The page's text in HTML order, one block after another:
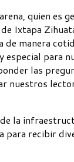
quien es
Ixtapa
manera
especial para
las
nuestros
de la
para recibir